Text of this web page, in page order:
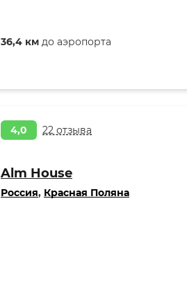
36,4 км до аэропорта
4,0 22 отзыва
Alm House
Россия, Красная Поляна